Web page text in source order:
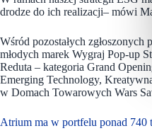
drodze do ich realizacji– mówi
Wśród pozostałych
młodych marek Wygraj Pop-up
Reduta – kategoria Grand
Emerging Technology,
w Domach Towarowych Wars
Atrium ma w portfelu ponad 740